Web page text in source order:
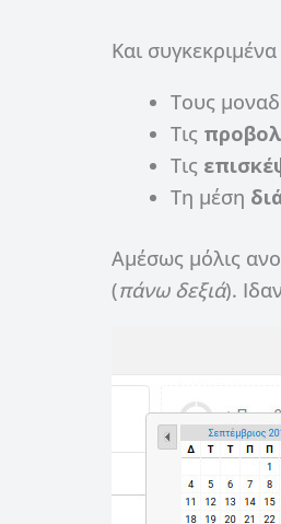
Και
Τους
Τις
Τις
Τη μέση
Αμέσως μόλις
(πάνω δεξιά).